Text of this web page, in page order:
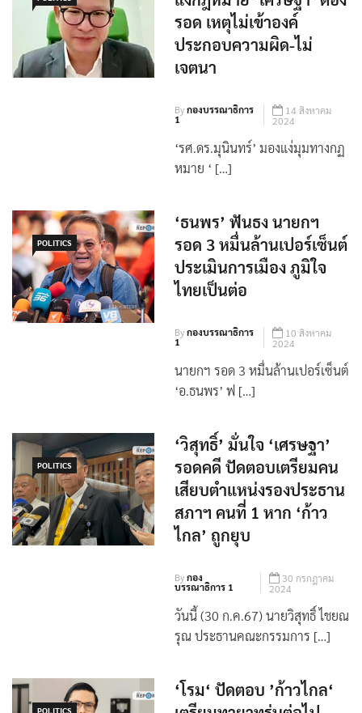
POLITICS
‘รศ.ดร.มุนินทร์’ ชี้ มองใน
แง่กฎหมาย ‘เศรษฐา’ ต้อง
รอด เหตุไม่เข้าองค์
ประกอบความผิด-ไม่
เจตนา
Byกองบรรณาธิการ
14 สิงหาคม
2024
POLITICS
‘ธนพร’ ฟันธง นายกฯ
รอด 3 หมื่นล้านเปอร์เซ็นต์
ประเมินการเมือง ภูมิใจ
ไทยเป็นต่อ
Byกองบรรณาธิการ
1
10 สิงหาคม
2024
POLITICS
‘วิสุทธิ์’ มั่นใจ ‘เศรษฐา’
รอดคดี ปัดตอบเตรียมคน
เสียบตำแหน่งรองประธาน
สภาฯ คนที่ 1 หาก ‘ก้าว
ไกล’ ถูกยุบ
Byกอง
บรรณาธิการ 1
30 กรกฎาคม
2024
วันนี้ (30 ก.ค.67) นายวิสุทธิ์ ไชยณ